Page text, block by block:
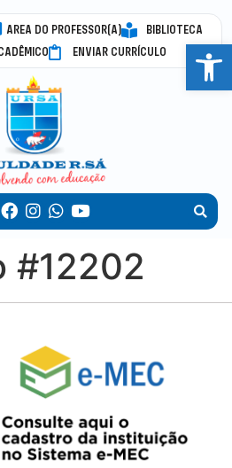
AREA DO PROFESSOR(A)
BIBLIOTECA
ENVIAR CURRÍCULO
#12202
Abrir